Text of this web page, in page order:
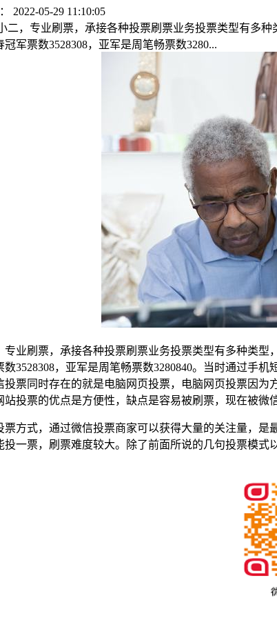
2022-05-29 11:10:05
二，专业刷票，承接各种投票刷票业务投票类型有多
军票数3528308，亚军是周笔畅票数3280...
业刷票，承接各种投票刷票业务投票类型有多种类
3528308，亚军是周笔畅票数3280840。当时通过手
票同时存在的就是电脑网页投票，电脑网页投票因
投票的优点是方便性，缺点是容易被刷票，现在被微
方式，通过微信投票商家可以获得大量的关注量，
一票，刷票难度较大。除了前面所说的几句投票模